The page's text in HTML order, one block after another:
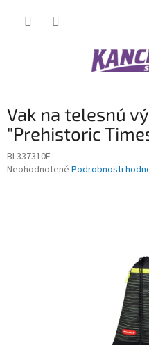
Vak na telesnú
"Prehistoric
BL337310F
Priemerné
Neohodnotené Podrobnosti